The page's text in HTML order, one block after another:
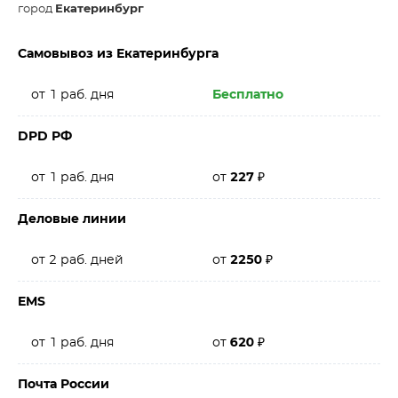
город Екатеринбург
Самовывоз из Екатеринбурга
от 1 раб. дня Бесплатно
DPD РФ
от 1 раб. дня от 227 ₽
Деловые линии
от 2 раб. дней от 2250 ₽
EMS
от 1 раб. дня от 620 ₽
Почта России